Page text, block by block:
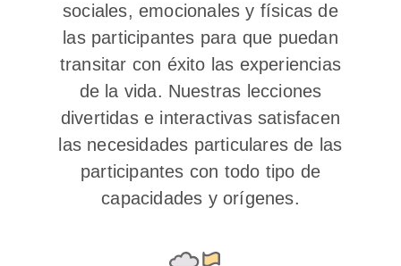
sociales, emocionales y físicas de
las participantes para que puedan
transitar con éxito las experiencias
de la vida. Nuestras lecciones
divertidas e interactivas satisfacen
las necesidades particulares de las
participantes con todo tipo de
capacidades y orígenes.